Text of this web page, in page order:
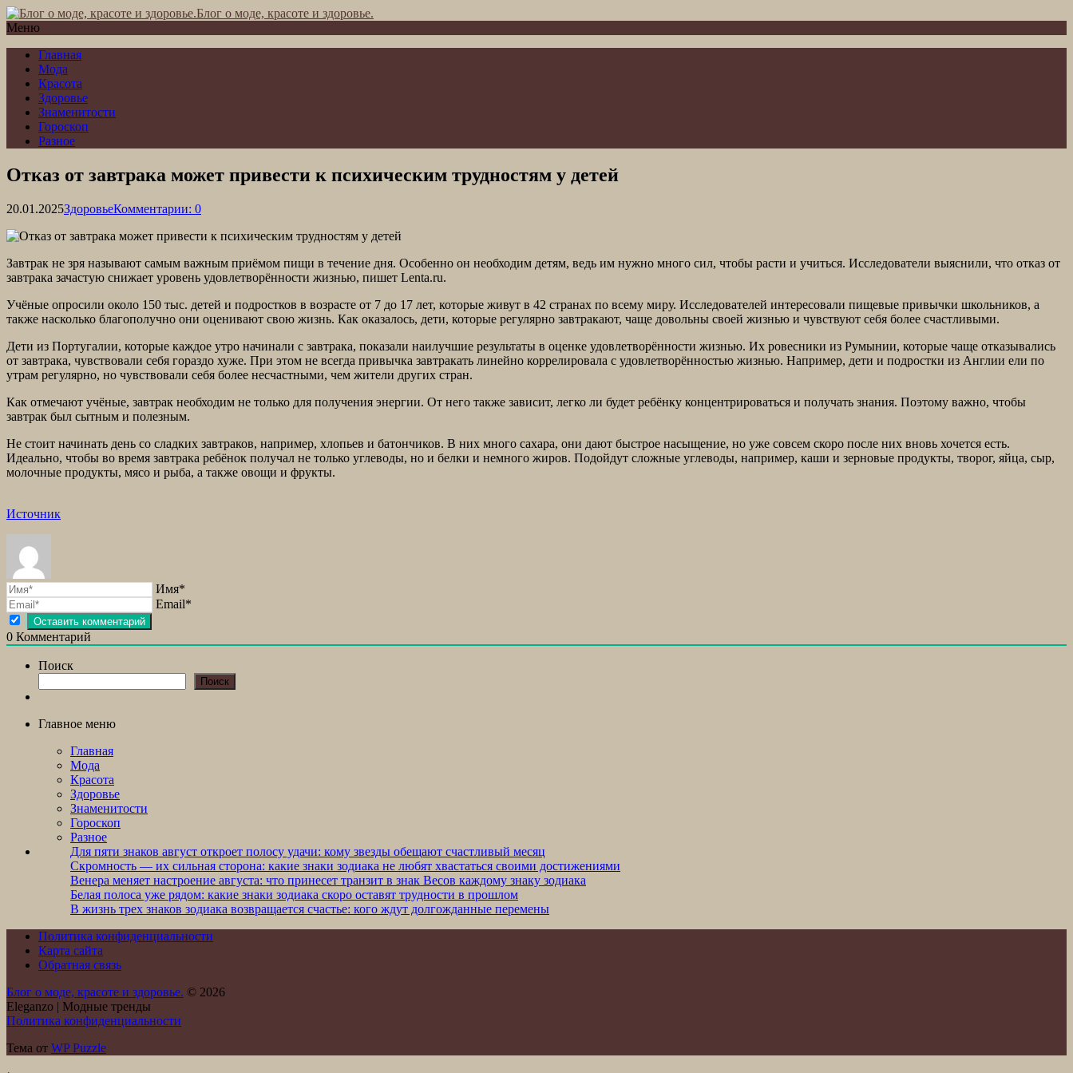
Блог о моде, красоте и здоровье.
Меню
Главная
Мода
Красота
Здоровье
Знаменитости
Гороскоп
Разное
Отказ от завтрака может привести к психическим трудностям у детей
20.01.2025ЗдоровьеКомментарии: 0
Завтрак не зря называют самым важным приёмом пищи в течение дня. Особенно он необходим детям, ведь им нужно много сил, чтобы расти и учиться. Исследователи выяснили, что отказ от
завтрака зачастую снижает уровень удовлетворённости жизнью, пишет Lenta.ru.
Учёные опросили около 150 тыс. детей и подростков в возрасте от 7 до 17 лет, которые живут в 42 странах по всему миру. Исследователей интересовали пищевые привычки школьников, а
также насколько благополучно они оценивают свою жизнь. Как оказалось, дети, которые регулярно завтракают, чаще довольны своей жизнью и чувствуют себя более счастливыми.
Дети из Португалии, которые каждое утро начинали с завтрака, показали наилучшие результаты в оценке удовлетворённости жизнью. Их ровесники из Румынии, которые чаще отказывались
от завтрака, чувствовали себя гораздо хуже. При этом не всегда привычка завтракать линейно коррелировала с удовлетворённостью жизнью. Например, дети и подростки из Англии ели по
утрам регулярно, но чувствовали себя более несчастными, чем жители других стран.
Как отмечают учёные, завтрак необходим не только для получения энергии. От него также зависит, легко ли будет ребёнку концентрироваться и получать знания. Поэтому важно, чтобы
завтрак был сытным и полезным.
Не стоит начинать день со сладких завтраков, например, хлопьев и батончиков. В них много сахара, они дают быстрое насыщение, но уже совсем скоро после них вновь хочется есть.
Идеально, чтобы во время завтрака ребёнок получал не только углеводы, но и белки и немного жиров. Подойдут сложные углеводы, например, каши и зерновые продукты, творог, яйца, сыр,
молочные продукты, мясо и рыба, а также овощи и фрукты.
Источник
Имя*
Email*
0 Комментарий
Поиск
Поиск
Главное меню
Главная
Мода
Красота
Здоровье
Знаменитости
Гороскоп
Разное
Для пяти знаков август откроет полосу удачи: кому звезды обещают счастливый месяц
Скромность — их сильная сторона: какие знаки зодиака не любят хвастаться своими достижениями
Венера меняет настроение августа: что принесет транзит в знак Весов каждому знаку зодиака
Белая полоса уже рядом: какие знаки зодиака скоро оставят трудности в прошлом
В жизнь трех знаков зодиака возвращается счастье: кого ждут долгожданные перемены
Политика конфиденциальности
Карта сайта
Обратная связь
Блог о моде, красоте и здоровье. © 2026
Eleganzo | Модные тренды
Политика конфиденциальности
Тема от WP Puzzle